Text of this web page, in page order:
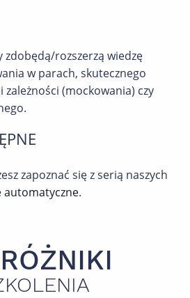
rozszerzą wiedzę
w parach, skutecznego
(mockowania) czy
zapoznać się z serią naszych
automatyczne.